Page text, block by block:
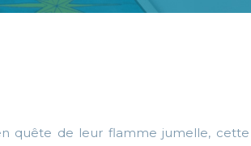
quête de leur flamme jumelle,